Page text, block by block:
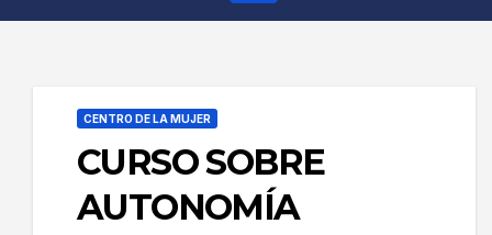
CENTRO DE LA MUJER
CURSO SOBRE
AUTONOMÍA